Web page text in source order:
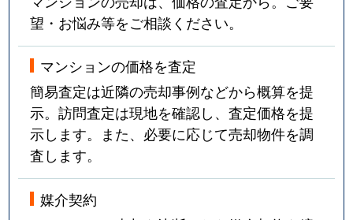
望・お悩み等をご相談ください。
マンションの価格を査定
簡易査定は近隣の売却事例などから概算を提
示。訪問査定は現地を確認し、査定価格を提
示します。また、必要に応じて売却物件を調
査します。
媒介契約